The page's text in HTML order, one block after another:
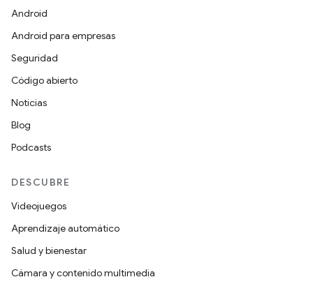
Android
Android para empresas
Seguridad
Código abierto
Noticias
Blog
Podcasts
DESCUBRE
Videojuegos
Aprendizaje automático
Salud y bienestar
Cámara y contenido multimedia